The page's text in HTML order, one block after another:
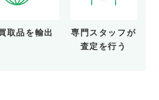
取品を輸出
専門スタッフが
査定を行う